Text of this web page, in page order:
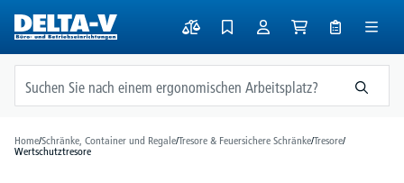
springen
Home/Schränke, Container und Regale/Tresore & Feuersichere Schränke/Tresore/
Wertschutztresore